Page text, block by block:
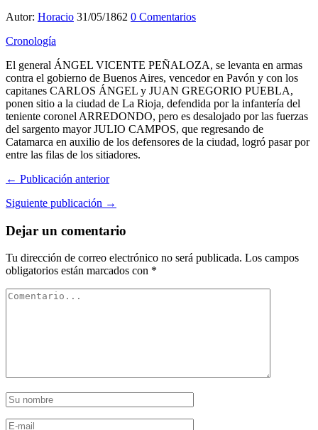
Autor: Horacio 31/05/1862 0 Comentarios
Cronología
El general ÁNGEL VICENTE PEÑALOZA, se levanta en armas
contra el gobierno de Buenos Aires, vencedor en Pavón y con los
capitanes CARLOS ÁNGEL y JUAN GREGORIO PUEBLA,
ponen sitio a la ciudad de La Rioja, defendida por la infantería del
teniente coronel ARREDONDO, pero es desalojado por las fuerzas
del sargento mayor JULIO CAMPOS, que regresando de
Catamarca en auxilio de los defensores de la ciudad, logró pasar por
entre las filas de los sitiadores.
← Publicación anterior
Siguiente publicación →
Dejar un comentario
Tu dirección de correo electrónico no será publicada. Los campos
obligatorios están marcados con *